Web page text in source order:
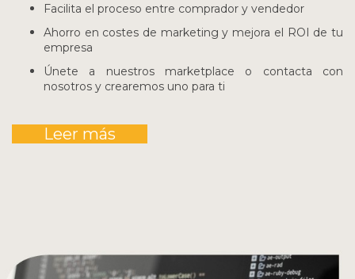
Facilita el proceso entre comprador y vendedor
Ahorro en costes de marketing y mejora el ROI de tu
empresa
Únete a nuestros marketplace o contacta con
nosotros y crearemos uno para ti
Leer más